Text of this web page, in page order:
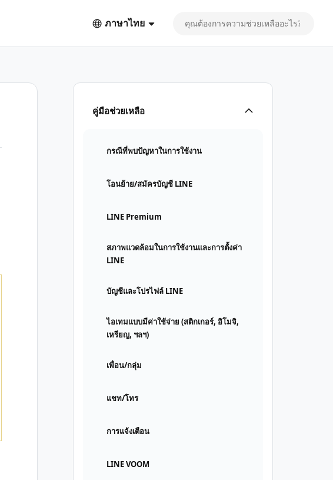
ภาษาไทย
คู่มือช่วยเหลือ
กรณีที่พบปัญหาในการใช้งาน
โอนย้าย/สมัครบัญชี LINE
LINE Premium
สภาพแวดล้อมในการใช้งานและการตั้งค่า
LINE
บัญชีและโปรไฟล์ LINE
ไอเทมแบบมีค่าใช้จ่าย (สติกเกอร์, อิโมจิ,
เหรียญ, ฯลฯ)
เพื่อน/กลุ่ม
แชท/โทร
การแจ้งเตือน
LINE VOOM